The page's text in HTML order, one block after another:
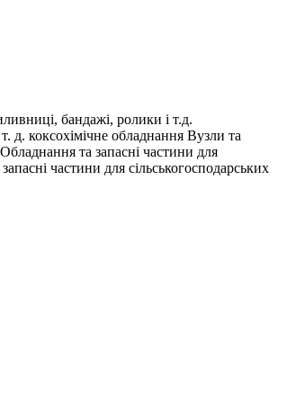
бандажі, ролики і т.д.
д. коксохімічне обладнання Вузли та
та запасні частини для
частини для сільськогосподарських